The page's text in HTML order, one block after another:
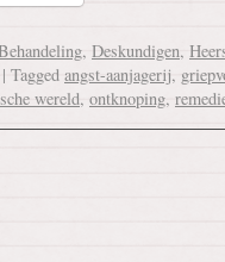
, Deskundigen,
| Tagged angst-aanjagerij,
wereld, ontknoping,